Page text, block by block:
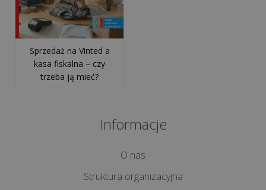
Sprzedaż na Vinted a
kasa fiskalna – czy
trzeba ją mieć?
Informacje
O nas
Struktura organizacyjna